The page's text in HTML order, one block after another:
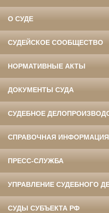
О СУДЕ
СУДЕЙСКОЕ СООБЩЕСТВО
НОРМАТИВНЫЕ АКТЫ
ДОКУМЕНТЫ СУДА
СУДЕБНОЕ
СПРАВОЧНАЯ ИНФОРМАЦИЯ
ПРЕСС-СЛУЖБА
УПРАВЛЕНИЕ СУДЕБНОГО
СУДЫ СУБЪЕКТА РФ